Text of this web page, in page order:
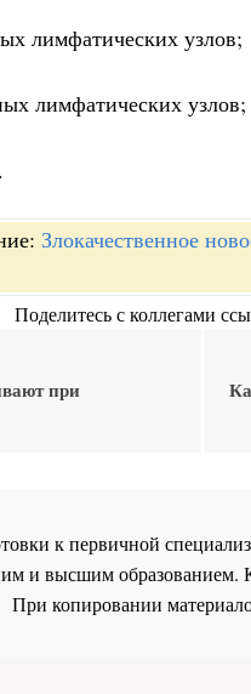
лимфатических узлов;
лимфатических узлов;
Злокачественное
Поделитесь с коллегами
при
к первичной
и высшим образованием.
При копировании